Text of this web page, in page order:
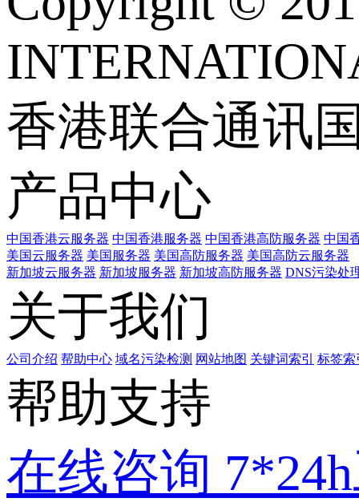
香港联合通讯
产品中心
中国香港云服务器 中国香港服务器 中国香港高防服务器 中国
美国云服务器 美国服务器 美国高防服务器 美国高防云服务器
新加坡云服务器 新加坡服务器 新加坡高防服务器 DNS污染处
关于我们
公司介绍 帮助中心 域名污染检测 网站地图 关键词索引 标签索
帮助支持
在线咨询